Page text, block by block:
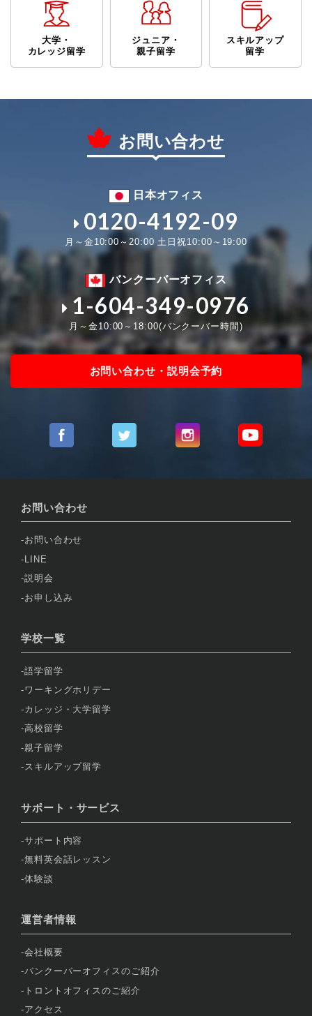
大学・
カレッジ留学
ジュニア・
親子留学
スキルアップ
留学
お問い合わせ
日本オフィス
0120-4192-09
月～金10:00～20:00 土日祝10:00～19:00
バンクーバーオフィス
1-604-349-0976
月～金10:00～18:00(バンクーバー時間)
お問い合わせ・説明会予約
お問い合わせ
お問い合わせ
LINE
説明会
お申し込み
学校一覧
語学留学
ワーキングホリデー
カレッジ・大学留学
高校留学
親子留学
スキルアップ留学
サポート・サービス
サポート内容
無料英会話レッスン
体験談
運営者情報
会社概要
バンクーバーオフィスのご紹介
トロントオフィスのご紹介
アクセス